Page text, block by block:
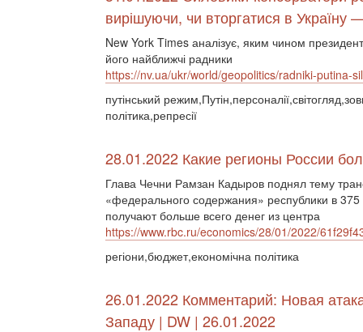
вирішуючи, чи вторгатися в Україну
New York Times аналізує, яким чином
його найближчі радники
https://nv.ua/ukr/world/geopolitics/radniki-putina-
путінський
політика,репресії
28.01.2022 Какие регионы России
Глава Чечни Рамзан Кадыров поднял тему
«федерального содержания» республики в
получают больше всего денег из центра
https://www.rbc.ru/economics/28/01/2022/
регіони,бюджет,економічна політика
26.01.2022 Комментарий: Новая
Западу | DW | 26.01.2022